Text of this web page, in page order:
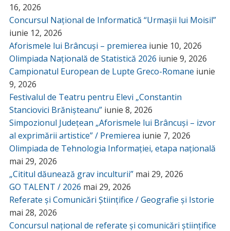
16, 2026
Concursul Național de Informatică “Urmașii lui Moisil”
iunie 12, 2026
Aforismele lui Brâncuși – premierea iunie 10, 2026
Olimpiada Națională de Statistică 2026 iunie 9, 2026
Campionatul European de Lupte Greco-Romane iunie
9, 2026
Festivalul de Teatru pentru Elevi „Constantin
Stanciovici Brănișteanu” iunie 8, 2026
Simpozionul Județean „Aforismele lui Brâncuși – izvor
al exprimării artistice” / Premierea iunie 7, 2026
Olimpiada de Tehnologia Informației, etapa națională
mai 29, 2026
„Cititul dăunează grav inculturii” mai 29, 2026
GO TALENT / 2026 mai 29, 2026
Referate și Comunicări Științifice / Geografie și Istorie
mai 28, 2026
Concursul național de referate și comunicări științifice